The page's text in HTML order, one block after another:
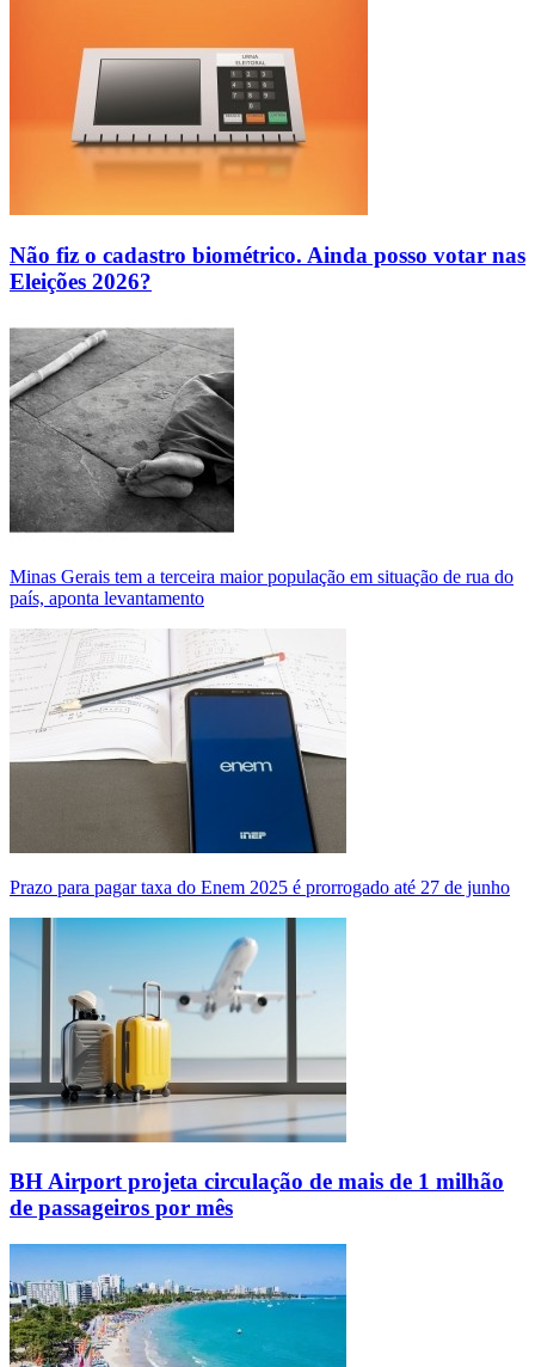
Não fiz o cadastro biométrico. Ainda posso votar nas
Eleições 2026?
Minas Gerais tem a terceira maior população em situação de rua do
país, aponta levantamento
Prazo para pagar taxa do Enem 2025 é prorrogado até 27 de junho
BH Airport projeta circulação de mais de 1 milhão
de passageiros por mês